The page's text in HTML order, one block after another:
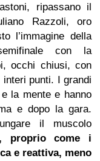
ripassano il
Razzoli, oro
l’immagine della
con la
occhi chiusi, con
interi punti. I grandi
la mente e hanno
e dopo la gara.
il muscolo
proprio come i
e reattiva, meno